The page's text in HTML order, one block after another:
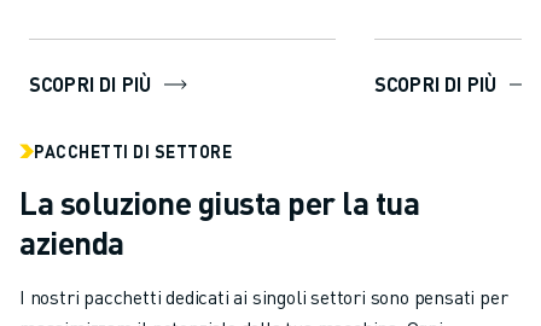
monitoraggio della qualità ...
SCOPRI DI PIÙ
SCOPRI DI PIÙ
PACCHETTI DI SETTORE
La soluzione giusta per la tua
azienda
I nostri pacchetti dedicati ai singoli settori sono pensati per